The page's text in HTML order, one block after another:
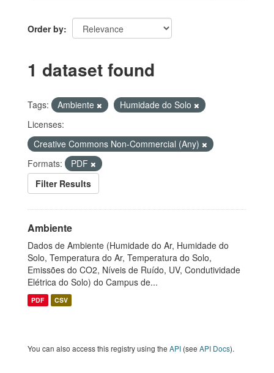
Order by
1 dataset found
Tags: Ambiente
Humidade do Solo
Licenses:
Creative Commons Non-Commercial (Any)
Formats:
PDF
Filter Results
Ambiente
Dados de Ambiente (Humidade do Ar, Humidade do
Solo, Temperatura do Ar, Temperatura do Solo,
Emissões do CO2, Níveis de Ruído, UV, Condutividade
Elétrica do Solo) do Campus de...
PDF CSV
You can also access this registry using the API (see API Docs).